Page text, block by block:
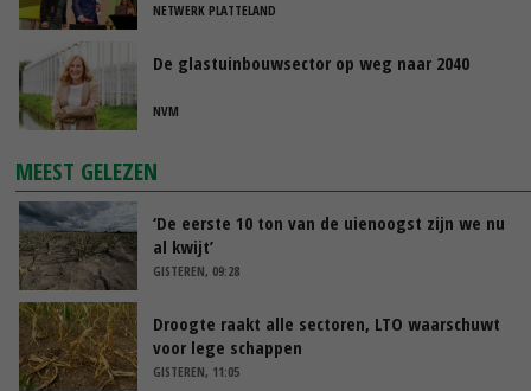
NETWERK PLATTELAND
De glastuinbouwsector op weg naar 2040
NVM
MEEST GELEZEN
‘De eerste 10 ton van de uienoogst zijn we nu
al kwijt’
GISTEREN, 09:28
Droogte raakt alle sectoren, LTO waarschuwt
voor lege schappen
GISTEREN, 11:05